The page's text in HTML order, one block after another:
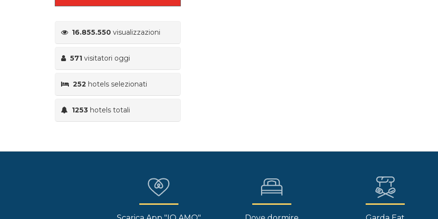
16.855.550 visualizzazioni
571 visitatori oggi
252 hotels selezionati
1253 hotels totali